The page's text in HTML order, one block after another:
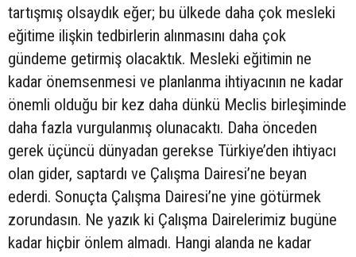
tartışmış olsaydık eğer; bu ülkede daha çok mesleki
eğitime ilişkin tedbirlerin alınmasını daha çok
gündeme getirmiş olacaktık. Mesleki eğitimin ne
kadar önemsenmesi ve planlanma ihtiyacının ne kadar
önemli olduğu bir kez daha dünkü Meclis birleşiminde
daha fazla vurgulanmış olunacaktı. Daha önceden
gerek üçüncü dünyadan gerekse Türkiye’den ihtiyacı
olan gider, saptardı ve Çalışma Dairesi’ne beyan
ederdi. Sonuçta Çalışma Dairesi’ne yine götürmek
zorundasın. Ne yazık ki Çalışma Dairelerimiz bugüne
kadar hiçbir önlem almadı. Hangi alanda ne kadar